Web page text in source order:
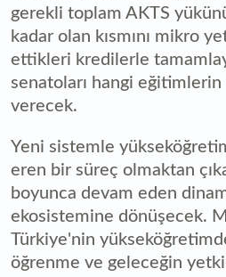
gerekli toplam AKTS
kadar olan kısmını mikro
ettikleri kredilerle
senatoları hangi eğitimlerin
verecek.
Yeni sistemle
eren bir süreç olmaktan
boyunca devam eden
ekosistemine dönüşecek.
Türkiye'nin
öğrenme ve geleceğin